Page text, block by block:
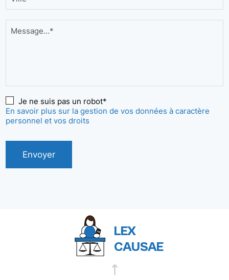
Message...*
Je ne suis pas un robot*
En savoir plus sur la gestion de vos données à caractère
personnel et vos droits
Envoyer
LEX
CAUSAE